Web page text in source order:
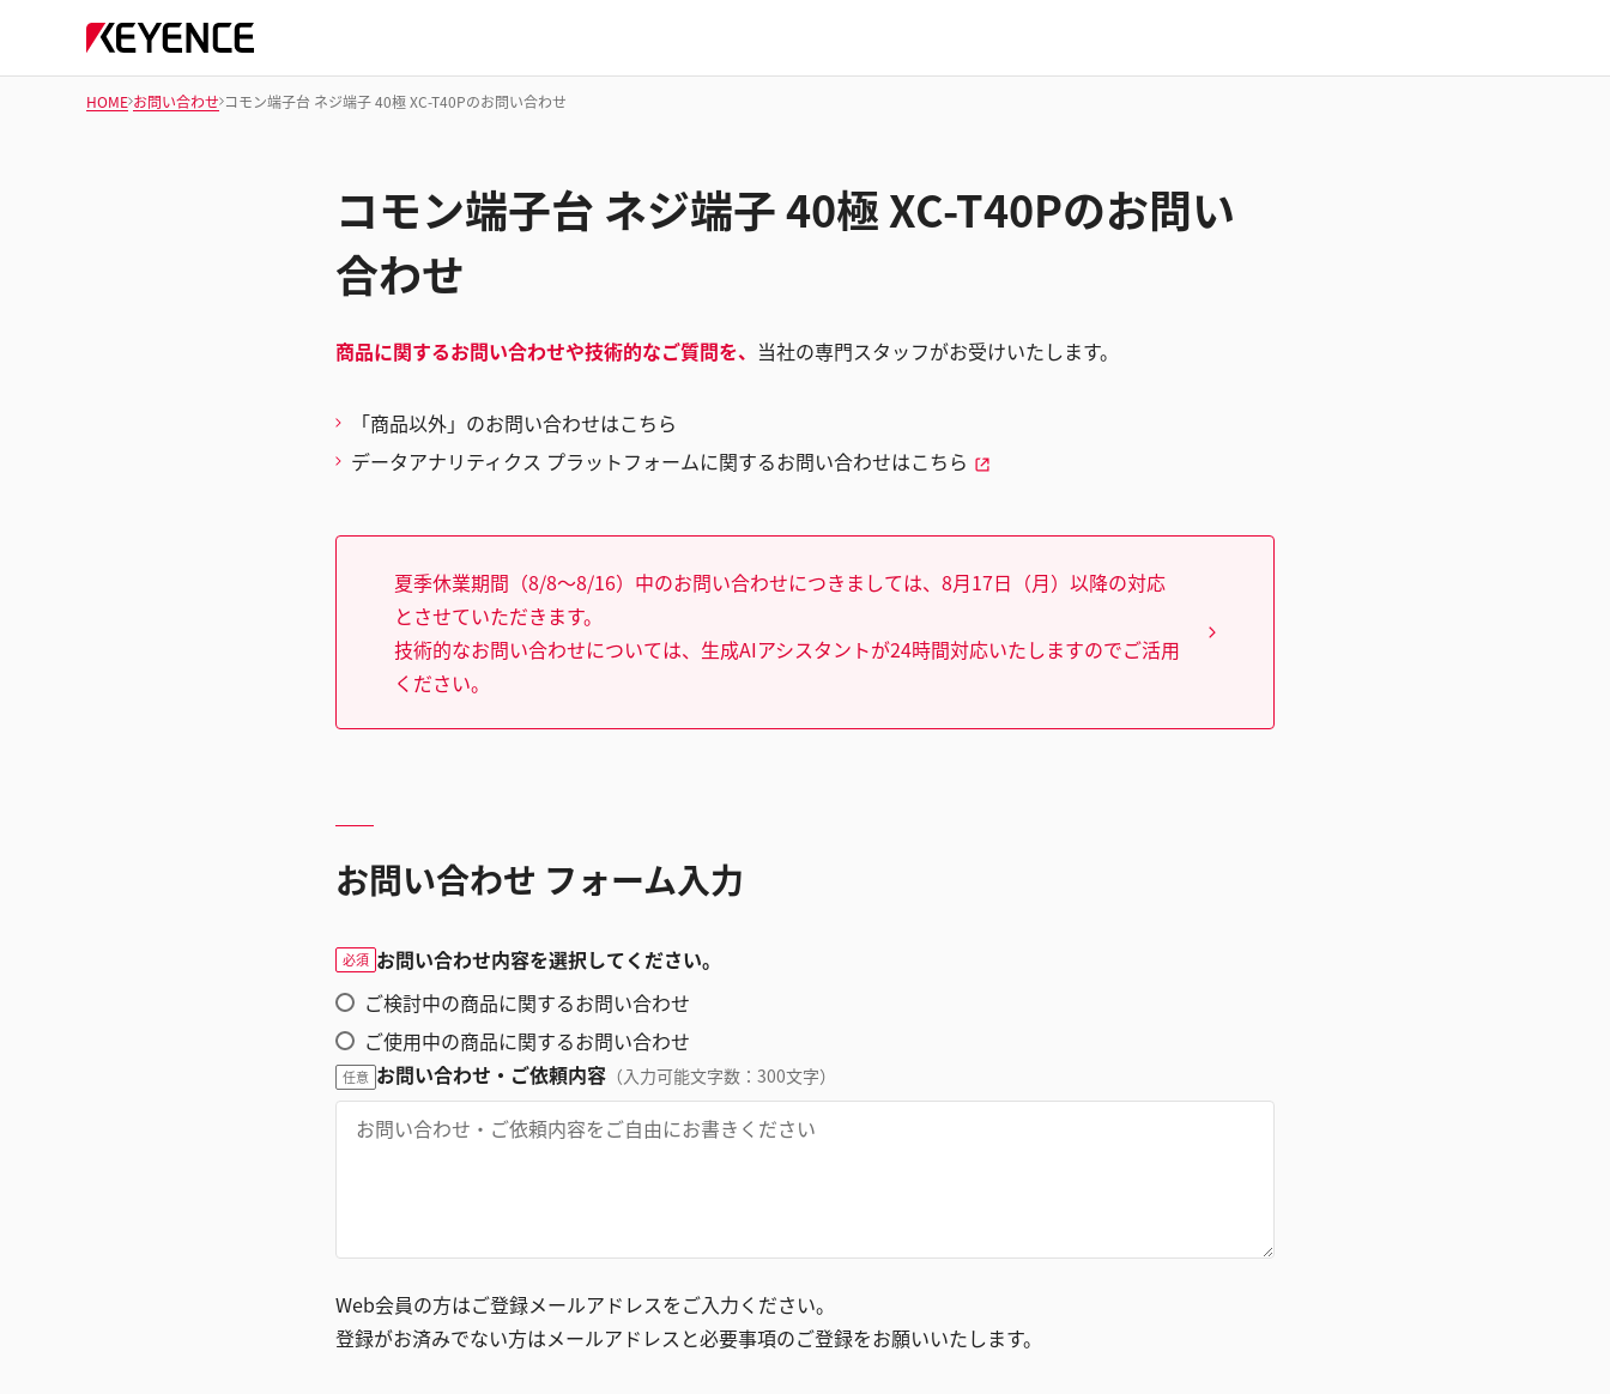
HOME お問い合わせ コモン端子台 ネジ端子 40極 XC-T40Pのお問い合わせ
コモン端子台 ネジ端子 40極 XC-T40Pのお問い
合わせ
商品に関するお問い合わせや技術的なご質問を、 当社の専門スタッフがお受けいたします。
「商品以外」のお問い合わせはこちら
データアナリティクス プラットフォームに関するお問い合わせはこちら
夏季休業期間（8/8～8/16）中のお問い合わせにつきましては、8月17日（月）以降の対応
とさせていただきます。
技術的なお問い合わせについては、生成AIアシスタントが24時間対応いたしますのでご活用
ください。
お問い合わせ フォーム入力
必須 お問い合わせ内容を選択してください。
ご検討中の商品に関するお問い合わせ
ご使用中の商品に関するお問い合わせ
任意 お問い合わせ・ご依頼内容 （入力可能文字数：300文字）
Web会員の方はご登録メールアドレスをご入力ください。
登録がお済みでない方はメールアドレスと必要事項のご登録をお願いいたします。